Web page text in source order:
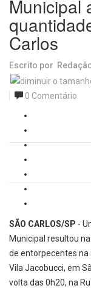
Municipal
Carlos
Escrito por
0 Comentário
SÃO CARLOS/SP -
Municipal resultou
de entorpecentes
Vila Jacobucci, em
volta das 0h20, na